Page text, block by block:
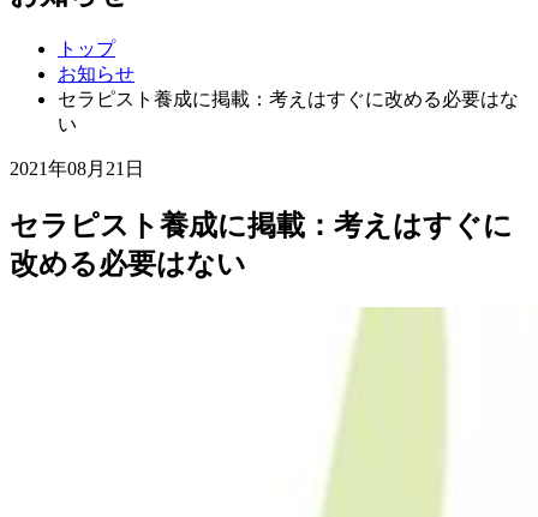
トップ
お知らせ
セラピスト養成に掲載：考えはすぐに改める必要はな
い
2021年08月21日
セラピスト養成に掲載：考えはすぐに
改める必要はない